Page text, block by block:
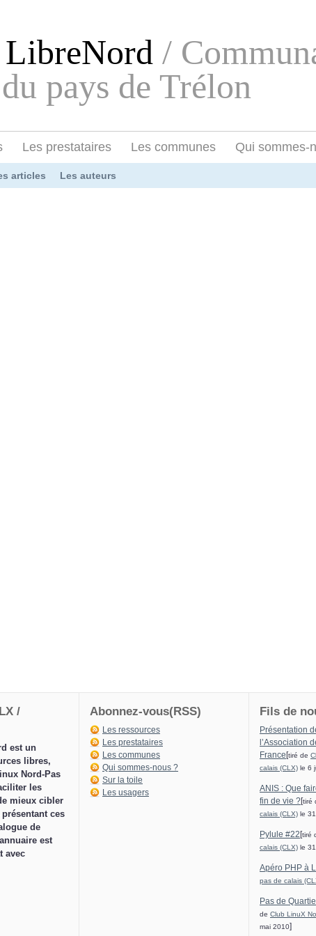
/
pays de Trélon
Les prestataires Les communes Qui sommes-
articles Les auteurs
/
est un
libres,
Nord-Pas
les
mieux cibler
ces
de
est
avec
Abonnez-vous(RSS)
Les ressources
Les prestataires
Les communes
Qui sommes-nous ?
Sur la toile
Les usagers
Fils de
Présentation
l’Association
France [tiré de
calais (CLX) le 6
ANIS : Que
fin de vie ?[tiré
calais (CLX) le
Pylule #22 [tiré
calais (CLX) le
Apéro PHP à
pas de calais
Pas de
de Club LinuX
mai 2010]